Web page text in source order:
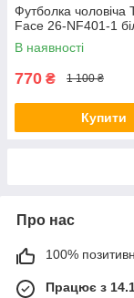
Футболка чоловіча
Face 26-NF401-1
В наявності
770 ₴ 1 100 ₴
Купити
Про нас
100%
Працює з